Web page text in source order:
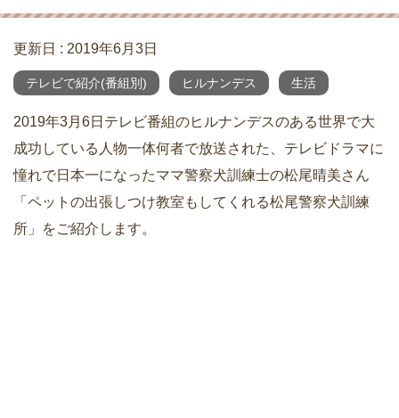
更新日 : 2019年6月3日
テレビで紹介(番組別) ヒルナンデス 生活
2019年3月6日テレビ番組のヒルナンデスのある世界で大
成功している人物一体何者で放送された、テレビドラマに
憧れで日本一になったママ警察犬訓練士の松尾晴美さん
「ペットの出張しつけ教室もしてくれる松尾警察犬訓練
所」をご紹介します。